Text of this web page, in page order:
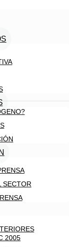
SECTOR
2005